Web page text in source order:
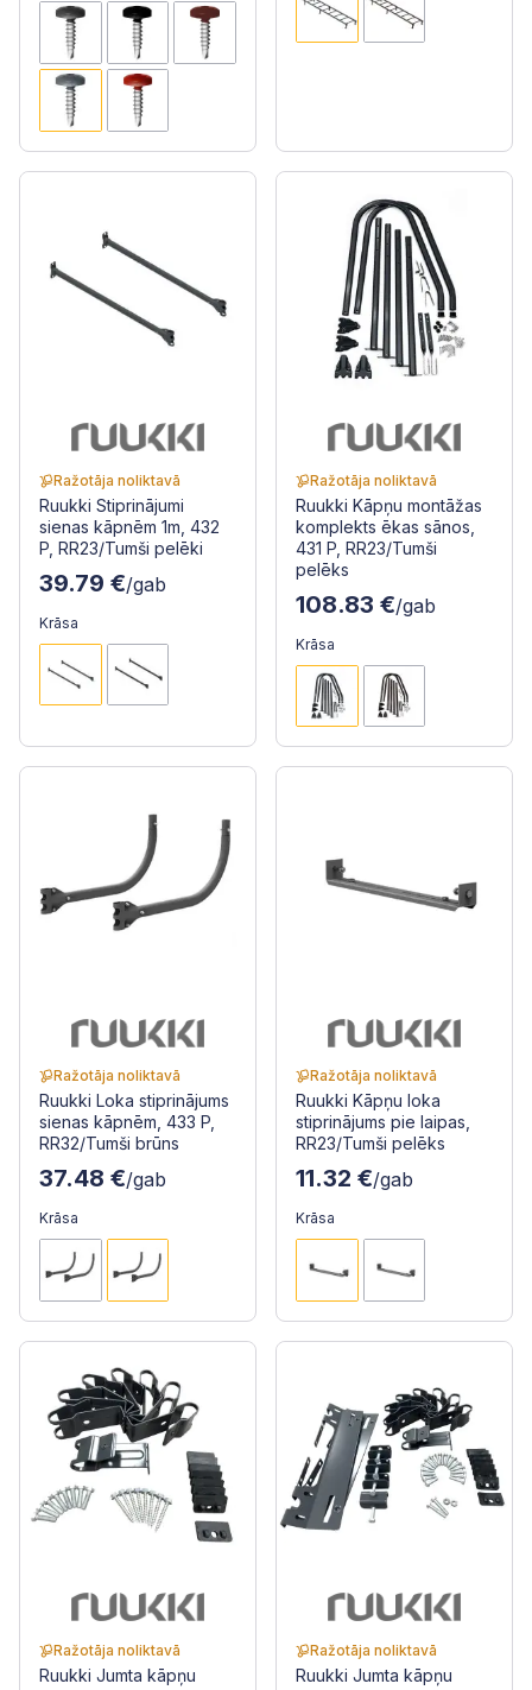
Ražotāja noliktavā
Ruukki Stiprinājumi
sienas kāpnēm 1m, 432
P, RR23/Tumši pelēki
39.79 €/gab
Krāsa
Ražotāja noliktavā
Ruukki Kāpņu montāžas
komplekts ēkas sānos,
431 P, RR23/Tumši
pelēks
108.83 €/gab
Krāsa
Ražotāja noliktavā
Ruukki Loka stiprinājums
sienas kāpnēm, 433 P,
RR32/Tumši brūns
37.48 €/gab
Krāsa
Ražotāja noliktavā
Ruukki Kāpņu loka
stiprinājums pie laipas,
RR23/Tumši pelēks
11.32 €/gab
Krāsa
Ražotāja noliktavā
Ruukki Jumta kāpņu
Ražotāja noliktavā
Ruukki Jumta kāpņu